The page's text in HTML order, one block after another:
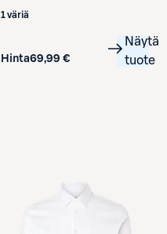
1 väriä
Hinta69,99 €
Näytä
tuote